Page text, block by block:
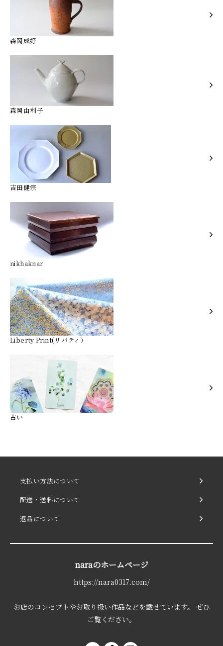
森岡成好
森岡由利子
吉田健宗
nikhaknar
Liberty Print(リバティ）
占い
支払い方法について
配送・送料について
返品について
naraのホームページ
https://nara0317.com/
お店のコンセプトやお取り扱い作品などを載せています。 ぜひ
ご覧ください。